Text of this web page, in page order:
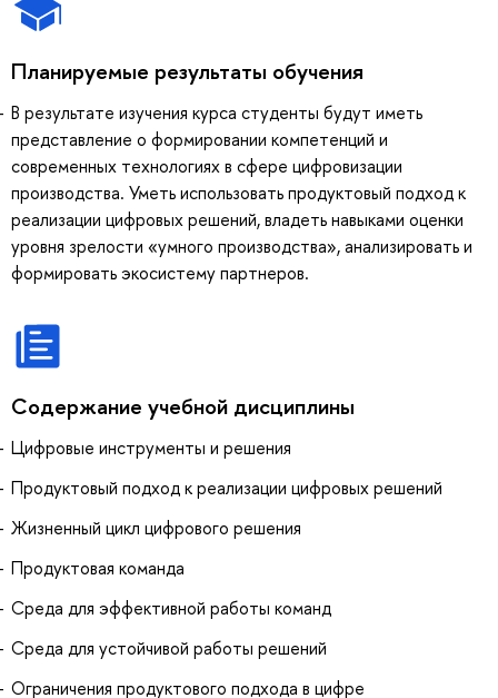
Планируемые результаты обучения
В результате изучения курса студенты будут иметь
представление о формировании компетенций и
современных технологиях в сфере цифровизации
производства. Уметь использовать продуктовый подход к
реализации цифровых решений, владеть навыками оценки
уровня зрелости «умного производства», анализировать и
формировать экосистему партнеров.
Содержание учебной дисциплины
Цифровые инструменты и решения
Продуктовый подход к реализации цифровых решений
Жизненный цикл цифрового решения
Продуктовая команда
Среда для эффективной работы команд
Среда для устойчивой работы решений
Ограничения продуктового подхода в цифре